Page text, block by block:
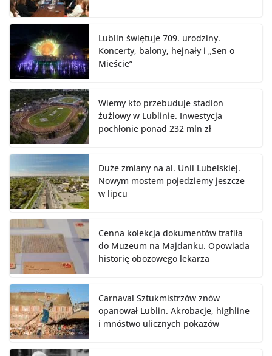
Lublin świętuje 709. urodziny.
Koncerty, balony, hejnały i „Sen o
Mieście”
Wiemy kto przebuduje stadion
żużlowy w Lublinie. Inwestycja
pochłonie ponad 232 mln zł
Duże zmiany na al. Unii Lubelskiej.
Nowym mostem pojedziemy jeszcze
w lipcu
Cenna kolekcja dokumentów trafiła
do Muzeum na Majdanku. Opowiada
historię obozowego lekarza
Carnaval Sztukmistrzów znów
opanował Lublin. Akrobacje, highline
i mnóstwo ulicznych pokazów